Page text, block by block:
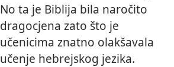
No ta je Biblija bila naročito
dragocjena zato što je
učenicima znatno olakšavala
učenje hebrejskog jezika.